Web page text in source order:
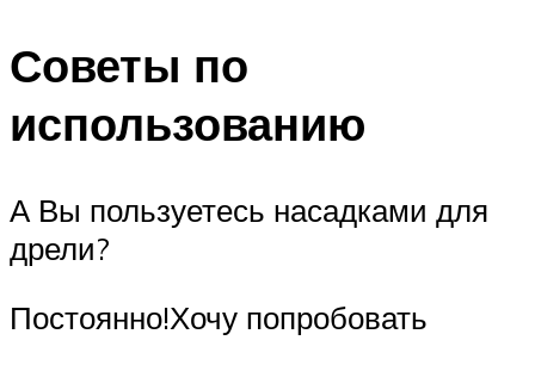
Советы по
использованию
А Вы пользуетесь насадками для
дрели?
Постоянно!Хочу попробовать